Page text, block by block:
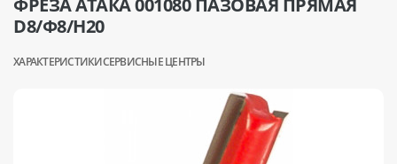
ФРЕЗА АТАКА 001080 ПАЗОВАЯ ПРЯМАЯ
D8/Ф8/H20
ХАРАКТЕРИСТИКИСЕРВИСНЫЕ ЦЕНТРЫ